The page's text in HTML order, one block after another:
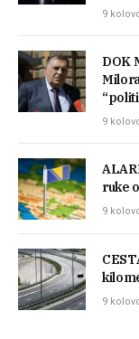
9
DOK
9
ruke
9
9